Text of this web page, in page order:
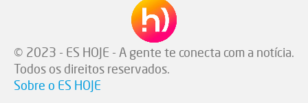
© 2023 - ES HOJE - A gente te conecta com a notícia.
Todos os direitos reservados.
Sobre o ES HOJE